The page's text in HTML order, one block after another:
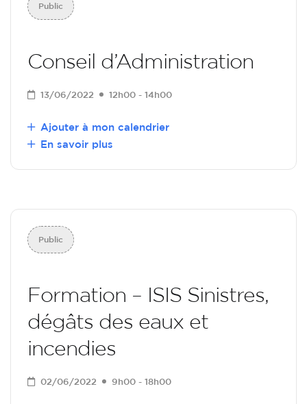
Public
Conseil d’Administration
13/06/2022 12h00 - 14h00
Ajouter à mon calendrier
En savoir plus
Public
Formation – ISIS Sinistres,
dégâts des eaux et
incendies
02/06/2022 9h00 - 18h00